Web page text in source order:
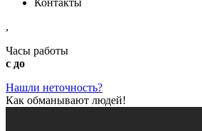
,
Часы работы
с до
Нашли неточность?
Как обманывают людей!